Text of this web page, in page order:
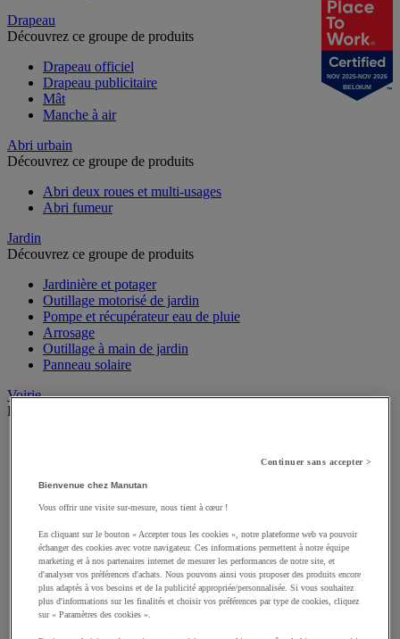
Drapeau
Découvrez ce groupe de produits
Drapeau officiel
Drapeau publicitaire
Mât
Manche à air
Abri urbain
Découvrez ce groupe de produits
Abri deux roues et multi-usages
Abri fumeur
Jardin
Découvrez ce groupe de produits
Jardinière et potager
Outillage motorisé de jardin
Pompe et récupérateur eau de pluie
Arrosage
Outillage à main de jardin
Panneau solaire
Voirie
Découvrez ce groupe de produits
Protège-câble extérieur
Plaque de roulage chantier
Glissière
Panneau de signalisation routière
Ralentisseur
Barrière de voirie
Accueil
NOV 2025-NOV 2026
BELGIUM
Continuer sans accepter >
Bienvenue chez Manutan
Vous offrir une visite sur-mesure, nous tient à cœur !
En cliquant sur le bouton « Accepter tous les cookies », notre plateforme web va pouvoir
échanger des cookies avec votre navigateur. Ces informations permettent à notre équipe
marketing et à nos partenaires internet de mesurer les performances de notre site, et
d'analyser vos préférences d'achats. Nous pouvons ainsi vous proposer des produits encore
plus adaptés à vos besoins et de la publicité appropriée/personnalisée. Si vous souhaitez
plus d'informations sur les finalités et choisir vos préférences par type de cookies, cliquez
sur « Paramètres des cookies ».